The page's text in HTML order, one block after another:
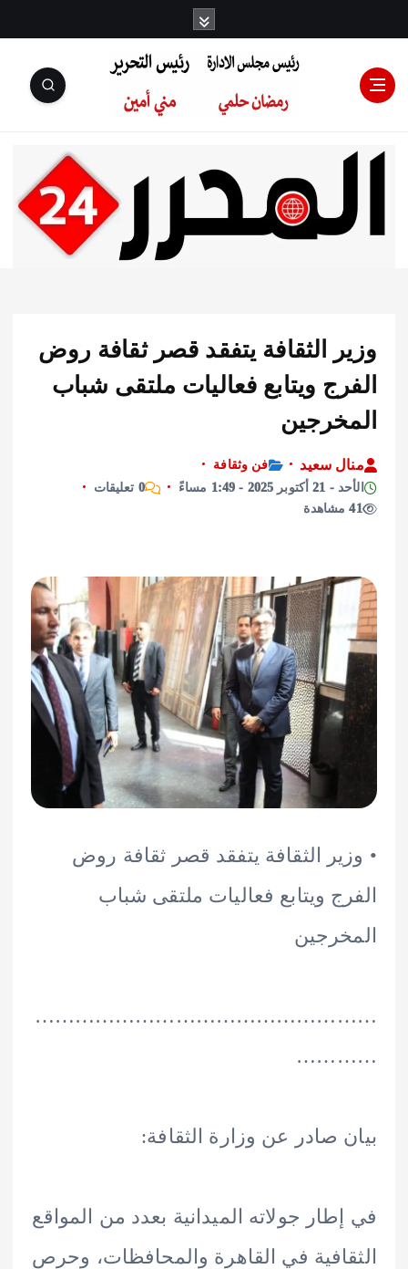
رئيس مجلس
الإدارة: رمضان
التحرير:مني أمين
الثقافة يتفقد قصر ثقافة روض
ويتابع فعاليات ملتقى شباب
سعيد
فن وثقافة
0 تعليقات
الثقافة يتفقد قصر ثقافة روض
ويتابع فعاليات ملتقى شباب
صادر عن وزارة الثقافة:
جولاته الميدانية بعدد من المواقع
في القاهرة والمحافظات، وحرص